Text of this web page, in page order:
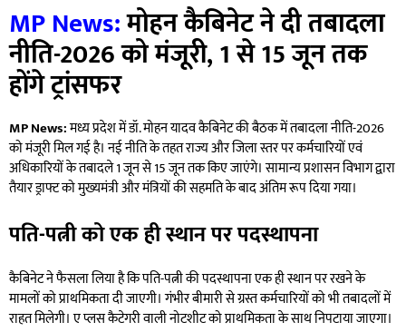
MP News:मोहन कैबिनेट ने दी तबादला
नीति-2026 को मंजूरी, 1 से 15 जून तक
होंगे ट्रांसफर
MP News:मध्य प्रदेश में डॉ. मोहन यादव कैबिनेट की बैठक में तबादला नीति-2026
को मंजूरी मिल गई है। नई नीति के तहत राज्य और जिला स्तर पर कर्मचारियों एवं
अधिकारियों के तबादले 1 जून से 15 जून तक किए जाएंगे। सामान्य प्रशासन विभाग द्वारा
तैयार ड्राफ्ट को मुख्यमंत्री और मंत्रियों की सहमति के बाद अंतिम रूप दिया गया।
पति-पत्नी को एक ही स्थान पर पदस्थापना
कैबिनेट ने फैसला लिया है कि पति-पत्नी की पदस्थापना एक ही स्थान पर रखने के
मामलों को प्राथमिकता दी जाएगी। गंभीर बीमारी से ग्रस्त कर्मचारियों को भी तबादलों में
राहत मिलेगी। ए प्लस कैटेगरी वाली नोटशीट को प्राथमिकता के साथ निपटाया जाएगा।